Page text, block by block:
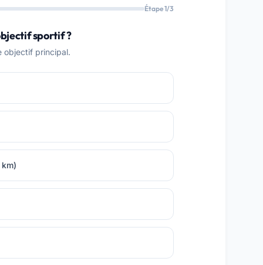
Étape 1/3
sportif ?
objectif principal.